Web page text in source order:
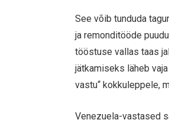
See võib tunduda
ja remonditööde
tööstuse vallas taas
jätkamiseks läheb
vastu“ kokkuleppele,
Venezuela-vastased